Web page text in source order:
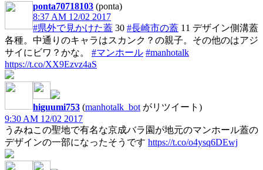
ponta70718103 (ponta)
8:37 AM 12/02 2017
#県外で見かけた蓋 30 #長崎市の蓋 11 デザイン側溝蓋
各種。中通りのキャラはスカンク？の親子。その他のはアジ
サイにビワ？かな。 #マンホール #manhotalk
https://t.co/XX9Ezvz4aS
higuumi753 (manhotalk_bot がリツイート)
9:30 AM 12/02 2017
うみねこの聖地で有名な京成バラ園が地元のマンホール蓋の
デザインの一部になったそうです https://t.co/o4ysq6DEwj